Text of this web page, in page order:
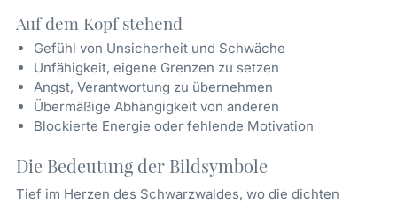
Auf dem Kopf stehend
Gefühl von Unsicherheit und Schwäche
Unfähigkeit, eigene Grenzen zu setzen
Angst, Verantwortung zu übernehmen
Übermäßige Abhängigkeit von anderen
Blockierte Energie oder fehlende Motivation
Die Bedeutung der Bildsymbole
Tief im Herzen des Schwarzwaldes, wo die dichten